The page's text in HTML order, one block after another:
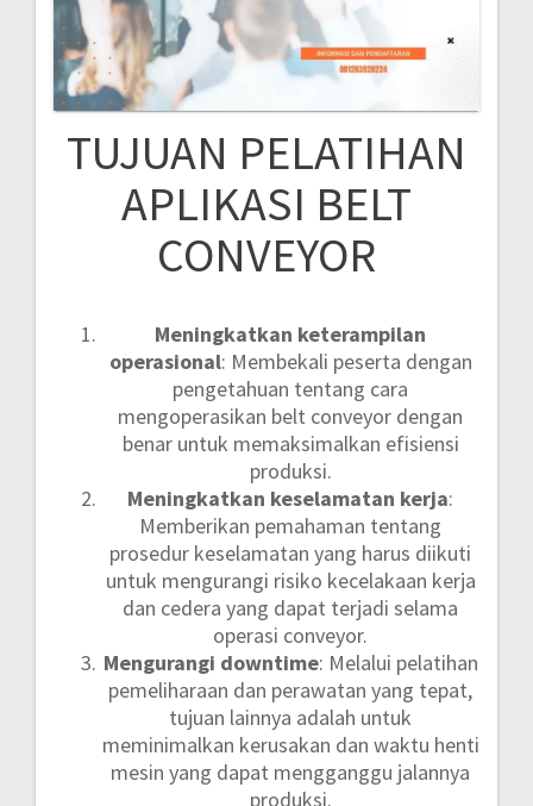
TUJUAN PELATIHAN
APLIKASI BELT
CONVEYOR
Meningkatkan keterampilan
operasional: Membekali peserta dengan
pengetahuan tentang cara
mengoperasikan belt conveyor dengan
benar untuk memaksimalkan efisiensi
produksi.
Meningkatkan keselamatan kerja:
Memberikan pemahaman tentang
prosedur keselamatan yang harus diikuti
untuk mengurangi risiko kecelakaan kerja
dan cedera yang dapat terjadi selama
operasi conveyor.
Mengurangi downtime: Melalui pelatihan
pemeliharaan dan perawatan yang tepat,
tujuan lainnya adalah untuk
meminimalkan kerusakan dan waktu henti
mesin yang dapat mengganggu jalannya
produksi.